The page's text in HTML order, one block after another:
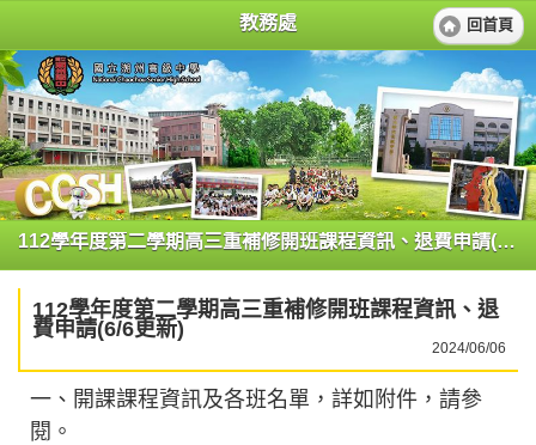
教務處 回首頁
112學年度第二學期高三重補修開班課程資訊、退費申請(6/6更新)
112學年度第二學期高三重補修開班課程資訊、退
費申請(6/6更新)
2024/06/06
一、開課課程資訊及各班名單，詳如附件，請參
閱。